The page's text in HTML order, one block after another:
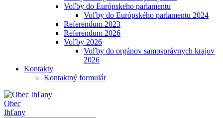
Voľby do Európskeho parlamentu
Voľby do Európského parlamentu 2024
Referendum 2023
Referendum 2026
Voľby 2026
Voľby do orgánov samosprávnych krajov
2026
Kontakty
Kontaktný formulár
Obec
Ihľany